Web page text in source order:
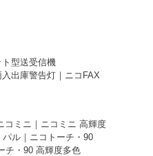
ト型送受信機
出庫警告灯
ニコFAX
コミニ
ニコミニ 高輝度
パル
ニコトーチ・90
チ・90 高輝度多色